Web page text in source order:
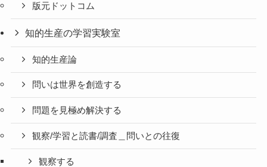
版元ドットコム
知的生産の学習実験室
知的生産論
問いは世界を創造する
問題を見極め解決する
観察/学習と読書/調査＿問いとの往復
観察する